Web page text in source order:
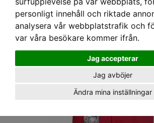
personligt innehåll och riktade
analysera vår webbplatstrafik och
var våra besökare kommer ifrån.
Jag accepterar
Jag avböjer
Ändra mina inställningar